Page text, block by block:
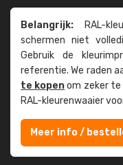
Belangrijk: RAL-
schermen niet
Gebruik de
referentie. We raden
te kopenom zeker te
RAL-kleuren­waaier
Meer info /